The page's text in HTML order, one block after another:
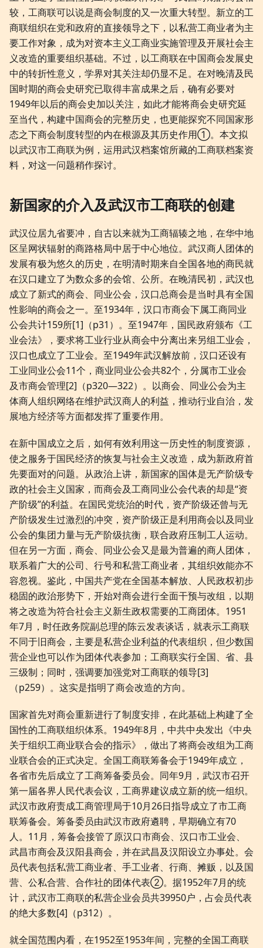
较，工商联可以说是商会制度的又一次重大转型。新立的工
商联组织在党和政府的直接领导之下，以私营工商业者为主
要工作对象，成为对资本主义工商业实施管理及开展社会主
义改造的重要组织基础。不过，以工商联在中国商会发展史
中的转折性意义，学界对其关注却仍显不足。在对晚清及民
国时期的商会史研究已取得丰富成果之后，确有必要对
1949年以后的商会史加以关注，如此才能将商会史研究延
至当代，构建中国商会的完整历史，也更能探究不同国家形
态之下商会制度转型的内在根源及其历史作用①。本文拟
以武汉市工商联为例，运用武汉档案馆所藏的工商联档案资
料，对这一问题稍作探讨。
新国家的介入及武汉市工商联的创建
武汉位居九省要冲，自古以来就为工商辐辏之地，在华中地
区呈网状辐射的商路格局中居于中心地位。武汉商人团体的
发展有极为悠久的历史，在明清时期来自全国各地的商民就
在汉口建立了为数众多的会馆、公所。在晚清民初，武汉也
成立了新式的商会、同业公会，汉口总商会是当时具有全国
性影响的商会之一。至1934年，汉口市商会下属工商同业
公会共计159所[1]（p31）。至1947年，国民政府颁布《工
业会法》，要求将工业行业从商会中分离出来另组工业会，
汉口也成立了工业会。至1949年武汉解放前，汉口还设有
工业同业公会11个，商业同业公会共82个，分属市工业会
及市商会管理[2]（p320—322）。以商会、同业公会为主
体商人组织网络在维护武汉商人的利益，推动行业自治，发
展地方经济等方面都发挥了重要作用。
在新中国成立之后，如何有效利用这一历史性的制度资源，
使之服务于国民经济的恢复与社会主义改造，成为新政府首
先要面对的问题。从政治上讲，新国家的国体是无产阶级专
政的社会主义国家，而商会及工商同业公会代表的却是“资
产阶级”的利益。在国民党统治的时代，资产阶级还曾与无
产阶级发生过激烈的冲突，资产阶级正是利用商会以及同业
公会的集团力量与无产阶级抗衡，联合政府压制工人运动。
但在另一方面，商会、同业公会又是最为普遍的商人团体，
联系着广大的公司、行号和私营工商业者，其组织效能亦不
容忽视。鉴此，中国共产党在全国基本解放、人民政权初步
稳固的政治形势下，开始对商会进行全面干预与改组，以期
将之改造为符合社会主义新生政权需要的工商团体。1951
年7月，时任政务院副总理的陈云发表谈话，就表示工商联
不同于旧商会，主要是私营企业利益的代表组织，但少数国
营企业也可以作为团体代表参加；工商联实行全国、省、县
三级制；同时，强调要加强党对工商联的领导[3]
（p259）。这实是指明了商会改造的方向。
国家首先对商会重新进行了制度安排，在此基础上构建了全
国性的工商联组织体系。1949年8月，中共中央发出《中央
关于组织工商业联合会的指示》，做出了将商会改组为工商
业联合会的正式决定。全国工商联筹备会于1949年成立，
各省市先后成立了工商筹备委员会。同年9月，武汉市召开
第一届各界人民代表会议，工商界建议成立新的统一组织。
武汉市政府责成工商管理局于10月26日指导成立了市工商
联筹备会。筹备委员由武汉市政府遴聘，早期确立有70
人。11月，筹备会接管了原汉口市商会、汉口市工业会、
武昌市商会及汉阳县商会，并在武昌及汉阳设立办事处。会
员代表包括私营工商业者、手工业者、行商、摊贩，以及国
营、公私合营、合作社的团体代表②。据1952年7月的统
计，武汉市工商联的私营企业会员共39950户，占会员代表
的绝大多数[4]（p312）。
就全国范围内看，在1952至1953年间，完整的全国工商联